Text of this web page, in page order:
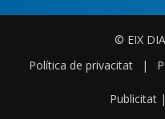
© EIX
Política de privacitat
|
Publicitat |